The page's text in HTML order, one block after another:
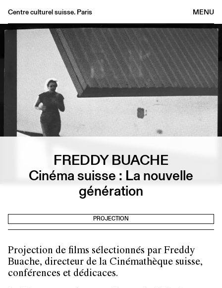
MENU
Centre culturel suisse. Paris
Agenda
Archives
Médiathèque
Éditions
Informations
FREDDY BUACHE
Cinéma suisse : La nouvelle
génération
PROJECTION
Projection de films sélectionnés par Freddy
Buache, directeur de la Cinémathèque suisse,
conférences et dédicaces.